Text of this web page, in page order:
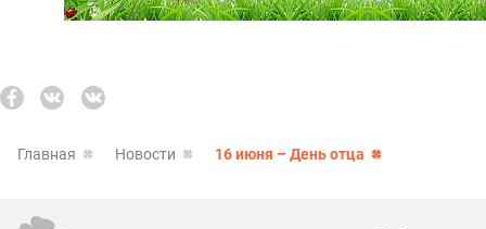
Главная Новости 16 июня – День отца